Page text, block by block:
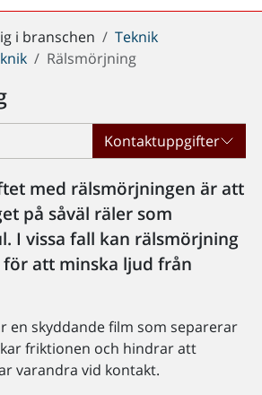
i branschen
Teknik
Rälsmörjning
Kontaktuppgifter
med rälsmörjningen är att
på såväl räler som
I vissa fall kan rälsmörjning
för att minska ljud från
en skyddande film som separerar
friktionen och hindrar att
varandra vid kontakt.